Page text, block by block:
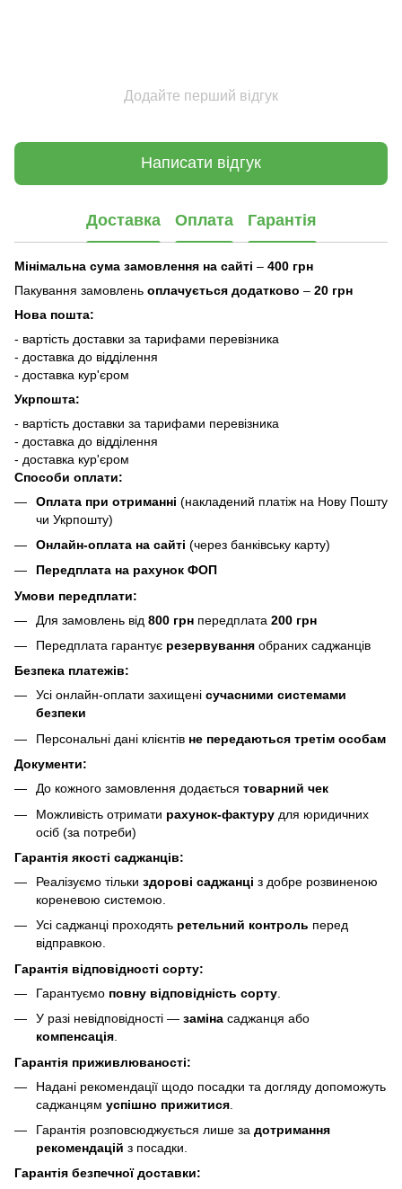
Додайте перший відгук
Написати відгук
Доставка Оплата Гарантія
Мінімальна сума замовлення на сайті – 400 грн
Пакування замовлень оплачується додатково – 20 грн
Нова пошта:
- вартість доставки за тарифами перевізника
- доставка до відділення
- доставка кур'єром
Укрпошта:
- вартість доставки за тарифами перевізника
- доставка до відділення
- доставка кур'єром
Способи оплати:
Оплата при отриманні (накладений платіж на Нову Пошту
чи Укрпошту)
Онлайн-оплата на сайті (через банківську карту)
Передплата на рахунок ФОП
Умови передплати:
Для замовлень від 800 грн передплата 200 грн
Передплата гарантує резервування обраних саджанців
Безпека платежів:
Усі онлайн-оплати захищені сучасними системами
безпеки
Персональні дані клієнтів не передаються третім особам
Документи:
До кожного замовлення додається товарний чек
Можливість отримати рахунок-фактуру для юридичних
осіб (за потреби)
Гарантія якості саджанців:
Реалізуємо тільки здорові саджанці з добре розвиненою
кореневою системою.
Усі саджанці проходять ретельний контроль перед
відправкою.
Гарантія відповідності сорту:
Гарантуємо повну відповідність сорту
У разі невідповідності — заміна саджанця або
компенсація.
Гарантія приживлюваності:
Надані рекомендації щодо посадки та догляду допоможуть
саджанцям успішно прижитися
Гарантія розповсюджується лише за дотримання
рекомендацій з посадки.
Гарантія безпечної доставки: